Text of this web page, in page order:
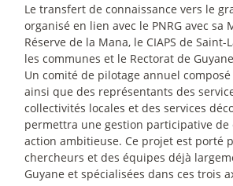
Le transfert de connaissance vers le
organisé en lien avec le PNRG avec sa
Réserve de la Mana, le CIAPS de
les communes et le Rectorat de
Un comité de pilotage annuel
ainsi que des représentants des
collectivités locales et des services
permettra une gestion participative de
action ambitieuse. Ce projet est porté
chercheurs et des équipes déjà
Guyane et spécialisées dans ces trois